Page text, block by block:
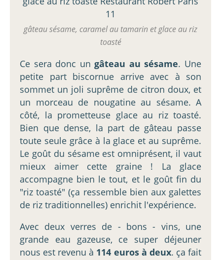
gâteau sésame, caramel au tamarin et glace au riz
toasté
Ce sera donc ungâteau au sésame. Une
petite part biscornue arrive avec à son
sommet un joli suprême de citron doux, et
un morceau de nougatine au sésame. A
côté, la prometteuse glace au riz toasté.
Bien que dense, la part de gâteau passe
toute seule grâce à la glace et au suprême.
Le goût du sésame est omniprésent, il vaut
mieux aimer cette graine ! La glace
accompagne bien le tout, et le goût fin du
"riz toasté" (ça ressemble bien aux galettes
de riz traditionnelles) enrichit l'expérience.
Avec deux verres de - bons - vins, une
grande eau gazeuse, ce super déjeuner
nous est revenu à 114 euros à deux. ça fait